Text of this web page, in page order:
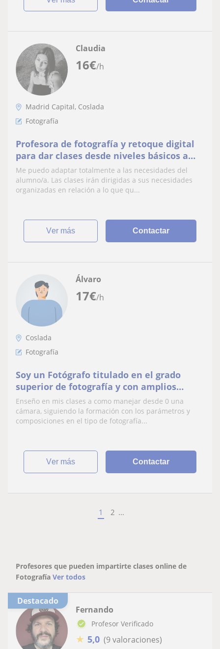
16€/h
Claudia
Madrid Capital, Coslada
Fotografía
Profesora de fotografía y retoque digital
para dar clases desde niveles básicos a
niveles expertos
Me puedo adaptar totalmente a las necesidades del
alumno/a. Las clases irán dirigidas a sus necesidades
organizadas en relación a lo que qu...
ver más Contactar
17€/h
Álvaro
Coslada
Fotografía
Soy un Fotógrafo titulado en el grado
superior de fotografía y con amplios
conocimientos en distintas modalidades
de fotografía.
Enseño en mis clases a como manejar desde 0 una
cámara, siguiendo la formación con los parámetros y
composiciones en el tipo de fotografía...
ver más Contactar
1 2 ...
Profesores que pueden impartirte clases online de
Fotografía Ver todos
Destacado
Fernando
Profesor Verificado
★ 5,0 (9 valoraciones)